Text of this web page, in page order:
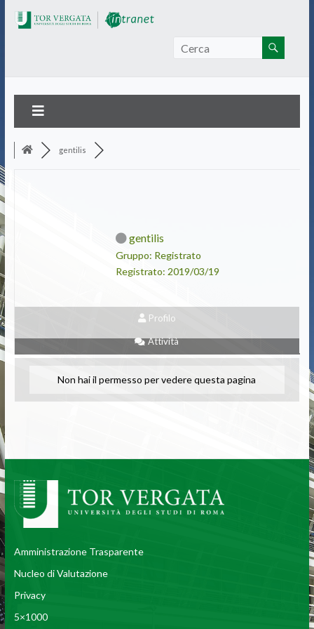
Intranet Tor Vergata
gentilis
gentilis
Gruppo: Registrato
Registrato: 2019/03/19
Profilo
Attività
Non hai il permesso per vedere questa pagina
Amministrazione Trasparente
Nucleo di Valutazione
Privacy
5×1000